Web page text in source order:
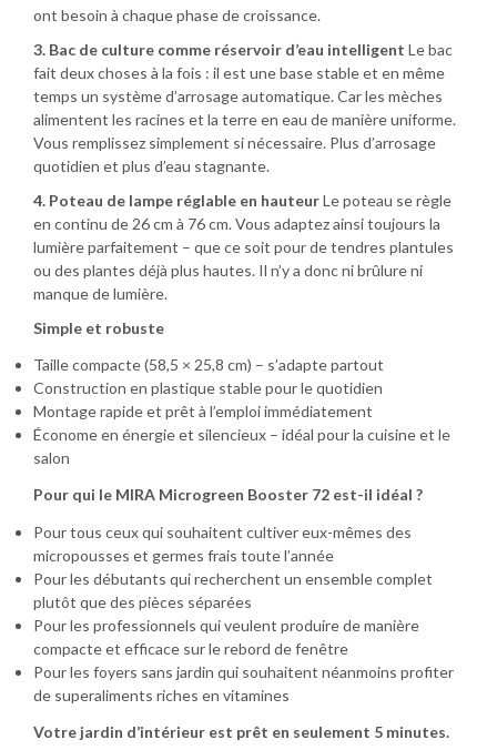
ont besoin à chaque phase de croissance.
3. Bac de culture comme réservoir d’eau intelligent Le bac
fait deux choses à la fois : il est une base stable et en même
temps un système d’arrosage automatique. Car les mèches
alimentent les racines et la terre en eau de manière uniforme.
Vous remplissez simplement si nécessaire. Plus d’arrosage
quotidien et plus d’eau stagnante.
4. Poteau de lampe réglable en hauteurLe poteau se règle
en continu de 26 cm à 76 cm. Vous adaptez ainsi toujours la
lumière parfaitement – que ce soit pour de tendres plantules
ou des plantes déjà plus hautes. Il n’y a donc ni brûlure ni
manque de lumière.
Simple et robuste
Taille compacte (58,5 × 25,8 cm) – s’adapte partout
Construction en plastique stable pour le quotidien
Montage rapide et prêt à l’emploi immédiatement
Économe en énergie et silencieux – idéal pour la cuisine et le
salon
Pour qui le MIRA Microgreen Booster 72 est-il idéal ?
Pour tous ceux qui souhaitent cultiver eux-mêmes des
micropousses et germes frais toute l’année
Pour les débutants qui recherchent un ensemble complet
plutôt que des pièces séparées
Pour les professionnels qui veulent produire de manière
compacte et efficace sur le rebord de fenêtre
Pour les foyers sans jardin qui souhaitent néanmoins profiter
de superaliments riches en vitamines
Votre jardin d’intérieur est prêt en seulement 5 minutes.